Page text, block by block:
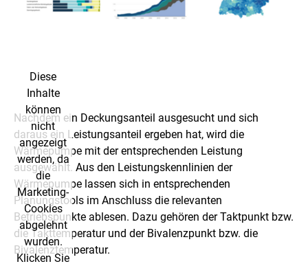
Diese
Inhalte
können
nicht
angezeigt
werden, da
die
Marketing-
Cookies
abgelehnt
wurden.
Klicken Sie
Nachdem ein Deckungsanteil ausgesucht und sich
daraus ein Leistungsanteil ergeben hat, wird die
Wärmepumpe mit der entsprechenden Leistung
ausgewählt. Aus den Leistungskennlinien der
Wärmepumpe lassen sich in entsprechenden
Planungstools im Anschluss die relevanten
Betriebspunkte ablesen. Dazu gehören der Taktpunkt bzw.
die Takttemperatur und der Bivalenzpunkt bzw. die
Bivalenztemperatur.